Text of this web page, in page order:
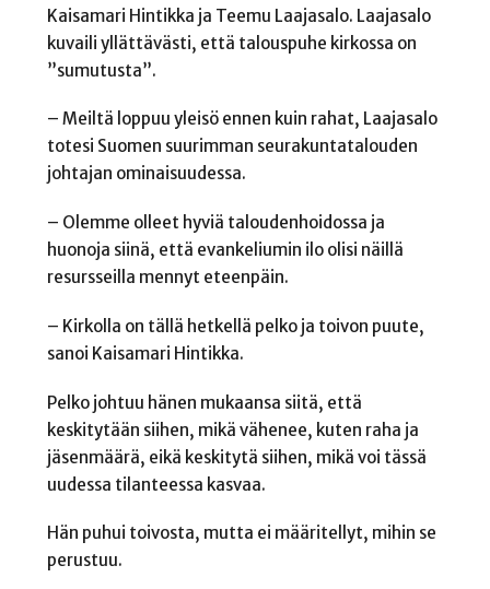
Kaisamari Hintikka ja Teemu Laajasalo. Laajasalo
kuvaili yllättävästi, että talouspuhe kirkossa on
”sumutusta”.
– Meiltä loppuu yleisö ennen kuin rahat, Laajasalo
totesi Suomen suurimman seurakuntatalouden
johtajan ominaisuudessa.
– Olemme olleet hyviä taloudenhoidossa ja
huonoja siinä, että evankeliumin ilo olisi näillä
resursseilla mennyt eteenpäin.
– Kirkolla on tällä hetkellä pelko ja toivon puute,
sanoi Kaisamari Hintikka.
Pelko johtuu hänen mukaansa siitä, että
keskitytään siihen, mikä vähenee, kuten raha ja
jäsenmäärä, eikä keskitytä siihen, mikä voi tässä
uudessa tilanteessa kasvaa.
Hän puhui toivosta, mutta ei määritellyt, mihin se
perustuu.